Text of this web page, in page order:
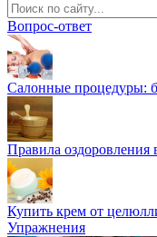
Вопрос-ответ
Салонные процедуры:
Правила оздоровления
Купить крем от
Упражнения